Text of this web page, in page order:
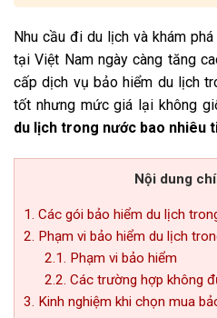
Nhu cầu đi du lịch và khám
tại Việt Nam ngày càng tăng
cấp dịch vụ bảo hiểm du lịch
tốt nhưng mức giá lại không
du lịch trong nước bao nhiêu
Nội dung
1. Các gói bảo hiểm du lịch
2. Phạm vi bảo hiểm du lịch
2.1. Phạm vi bảo hiểm
2.2. Các trường hợp không
3. Kinh nghiệm khi chọn mua